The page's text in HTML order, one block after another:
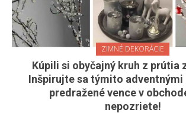
ZIMNÉ DEKORÁCIE
Kúpili si obyčajný kruh z prútia
Inšpirujte sa týmito adventnými
predražené vence v
nepozriete!